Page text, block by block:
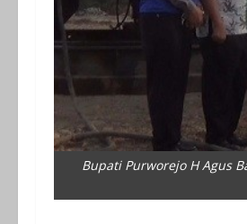
Bupati Purworejo H Agus